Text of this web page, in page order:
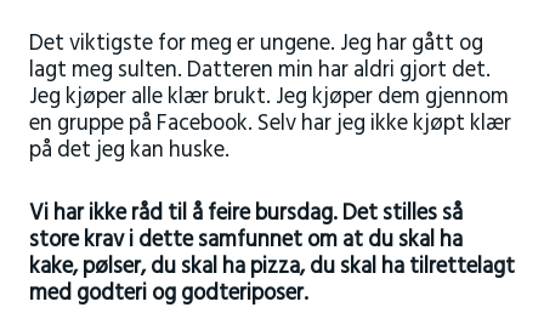
Det viktigste for meg er ungene. Jeg har gått og
lagt meg sulten. Datteren min har aldri gjort det.
Jeg kjøper alle klær brukt. Jeg kjøper dem gjennom
en gruppe på Facebook. Selv har jeg ikke kjøpt klær
på det jeg kan huske.
Vi har ikke råd til å feire bursdag. Det stilles så
store krav i dette samfunnet om at du skal ha
kake, pølser, du skal ha pizza, du skal ha tilrettelagt
med godteri og godteriposer.